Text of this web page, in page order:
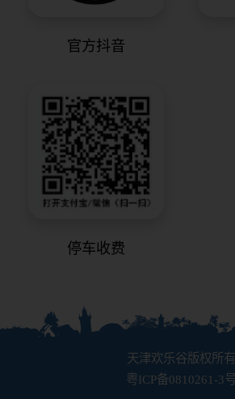
官方抖音
停车收费
天津欢乐谷版权所有
粤ICP备0810261-3号